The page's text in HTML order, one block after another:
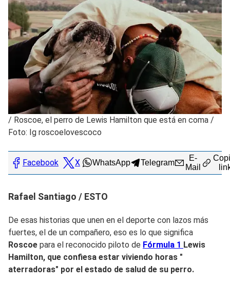
/ Roscoe, el perro de Lewis Hamilton que está en coma /
Foto: Ig roscoelovescoco
Facebook X WhatsApp Telegram
E-
Mail
Rafael Santiago / ESTO
De esas historias que unen en el deporte con lazos más
fuertes, el de un compañero, eso es lo que significa
Roscoe para el reconocido piloto de Fórmula 1 Lewis
Hamilton, que confiesa estar viviendo horas "
aterradoras" por el estado de salud de su perro.